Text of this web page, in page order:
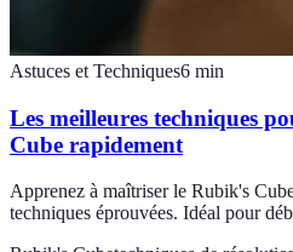
Astuces et Techniques6 min
Les meilleures techniques
Cube rapidement
Apprenez à maîtriser le Rubik's
techniques éprouvées. Idéal pour